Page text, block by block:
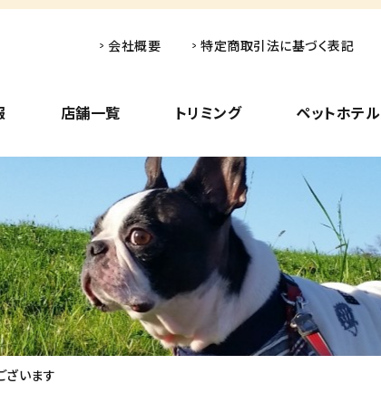
店舗一覧 トリミング ペットホテル
会社概要 特定商取引法に基づく表記
ざいます